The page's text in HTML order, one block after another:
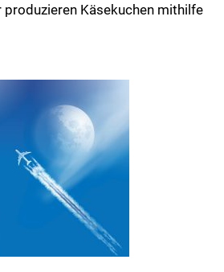
produzieren Käsekuchen mithilfe